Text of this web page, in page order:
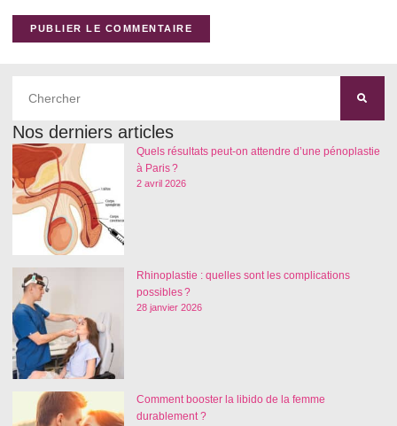
Nos derniers articles
Quels résultats peut-on attendre d’une pénoplastie
à Paris ?
2 avril 2026
Rhinoplastie : quelles sont les complications
possibles ?
28 janvier 2026
Comment booster la libido de la femme
durablement ?